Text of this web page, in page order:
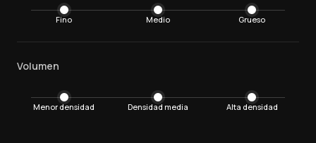
Fino Medio Grueso
Volumen
Menor densidad Densidad media Alta densidad